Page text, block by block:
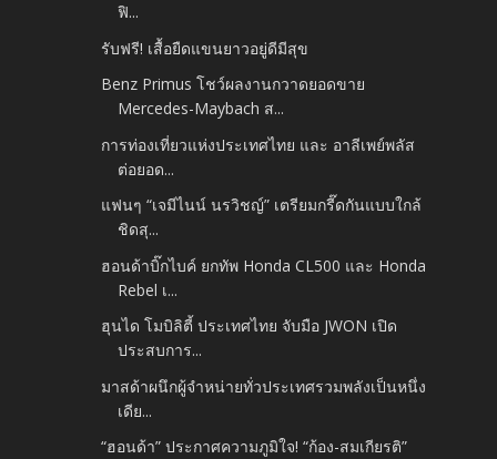
ฟิ...
รับฟรี! เสื้อยืดแขนยาวอยู่ดีมีสุข
Benz Primus โชว์ผลงานกวาดยอดขาย
Mercedes-Maybach ส...
การท่องเที่ยวแห่งประเทศไทย และ อาลีเพย์พลัส
ต่อยอด...
แฟนๆ “เจมีไนน์ นรวิชญ์” เตรียมกรี๊ดกันแบบใกล้
ชิดสุ...
ฮอนด้าบิ๊กไบค์ ยกทัพ Honda CL500 และ Honda
Rebel เ...
ฮุนได โมบิลิตี้ ประเทศไทย จับมือ JWON เปิด
ประสบการ...
มาสด้าผนึกผู้จำหน่ายทั่วประเทศรวมพลังเป็นหนึ่ง
เดีย...
“ฮอนด้า” ประกาศความภูมิใจ! “ก้อง-สมเกียรติ”